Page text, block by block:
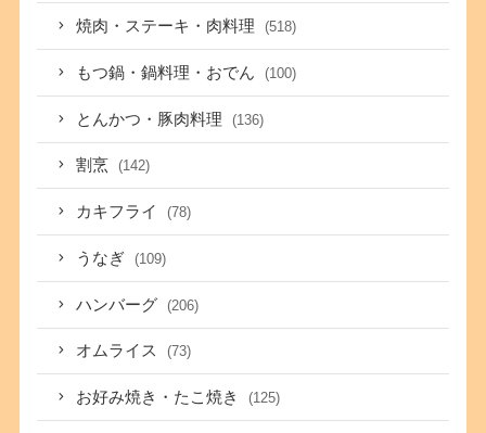
焼肉・ステーキ・肉料理 (518)
もつ鍋・鍋料理・おでん (100)
とんかつ・豚肉料理 (136)
割烹 (142)
カキフライ (78)
うなぎ (109)
ハンバーグ (206)
オムライス (73)
お好み焼き・たこ焼き (125)